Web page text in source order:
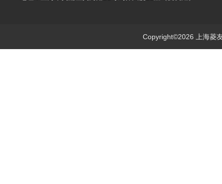
Copyright©2026 上海菱